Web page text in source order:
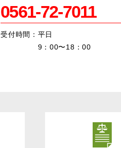
0561-72-7011
受付時間：平日
9：00〜18：00